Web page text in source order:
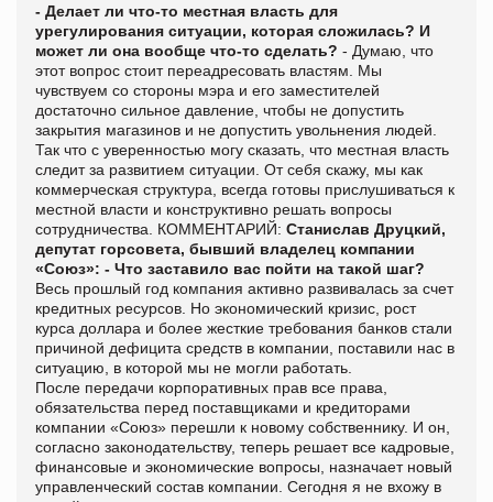
- Делает ли что-то местная власть для
урегулирования ситуации, которая сложилась? И
может ли она вообще что-то сделать? - Думаю, что
этот вопрос стоит переадресовать властям. Мы
чувствуем со стороны мэра и его заместителей
достаточно сильное давление, чтобы не допустить
закрытия магазинов и не допустить увольнения людей.
Так что с уверенностью могу сказать, что местная власть
следит за развитием ситуации. От себя скажу, мы как
коммерческая структура, всегда готовы прислушиваться к
местной власти и конструктивно решать вопросы
сотрудничества. КОММЕНТАРИЙ: Станислав Друцкий,
депутат горсовета, бывший владелец компании
«Союз»: - Что заставило вас пойти на такой шаг?
Весь прошлый год компания активно развивалась за счет
кредитных ресурсов. Но экономический кризис, рост
курса доллара и более жесткие требования банков стали
причиной дефицита средств в компании, поставили нас в
ситуацию, в которой мы не могли работать.
После передачи корпоративных прав все права,
обязательства перед поставщиками и кредиторами
компании «Союз» перешли к новому собственнику. И он,
согласно законодательству, теперь решает все кадровые,
финансовые и экономические вопросы, назначает новый
управленческий состав компании. Сегодня я не вхожу в